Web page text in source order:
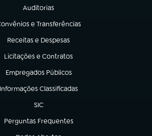
Auditorias
(abre em nova aba)
e Transferências
em nova aba)
Receitas e Despesas
(abre em nova aba)
Licitações e Contratos
(abre em nova aba)
Empregados Públicos
(abre em nova aba)
Informações Classificadas
(abre em nova aba)
SIC
(abre em nova aba)
Perguntas Frequentes
(abre em nova aba)